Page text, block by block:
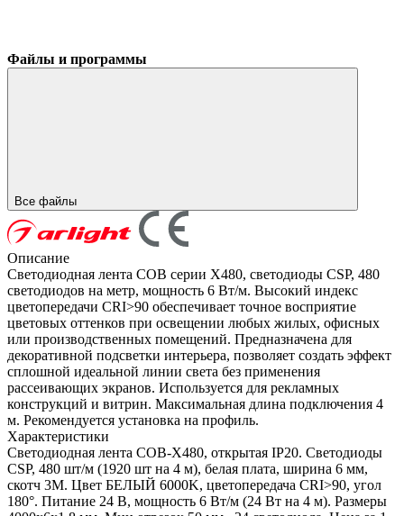
Файлы и программы
Все файлы
Описание
Светодиодная лента COB серии X480, светодиоды CSP, 480
светодиодов на метр, мощность 6 Вт/м. Высокий индекс
цветопередачи CRI>90 обеспечивает точное восприятие
цветовых оттенков при освещении любых жилых, офисных
или производственных помещений. Предназначена для
декоративной подсветки интерьера, позволяет создать эффект
сплошной идеальной линии света без применения
рассеивающих экранов. Используется для рекламных
конструкций и витрин. Максимальная длина подключения 4
м. Рекомендуется установка на профиль.
Характеристики
Светодиодная лента COB-X480, открытая IP20. Светодиоды
CSP, 480 шт/м (1920 шт на 4 м), белая плата, ширина 6 мм,
скотч 3М. Цвет БЕЛЫЙ 6000K, цветопередача CRI>90, угол
180°. Питание 24 В, мощность 6 Вт/м (24 Вт на 4 м). Размеры